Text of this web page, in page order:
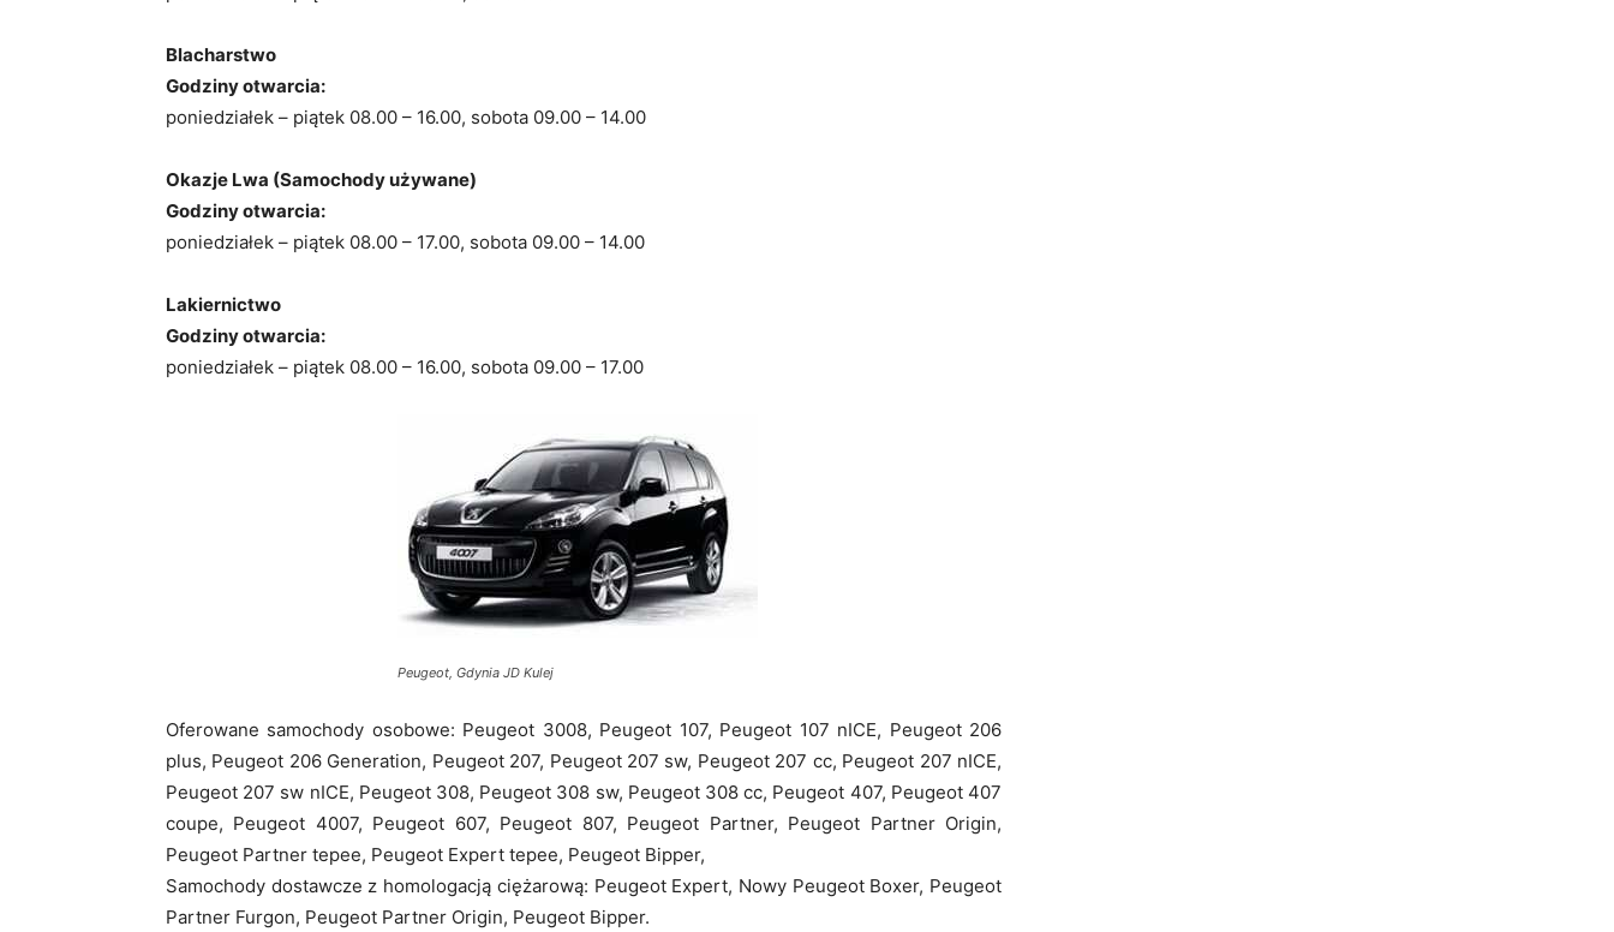
Blacharstwo
Godziny otwarcia:
poniedziałek – piątek 08.00 – 16.00, sobota 09.00 – 14.00
Okazje Lwa (Samochody używane)
Godziny otwarcia:
poniedziałek – piątek 08.00 – 17.00, sobota 09.00 – 14.00
Lakiernictwo
Godziny otwarcia:
poniedziałek – piątek 08.00 – 16.00, sobota 09.00 – 17.00
Peugeot, Gdynia JD Kulej
Oferowane samochody osobowe: Peugeot 3008, Peugeot 107, Peugeot 107 nICE, Peugeot 206
plus, Peugeot 206 Generation, Peugeot 207, Peugeot 207 sw, Peugeot 207 cc, Peugeot 207 nICE,
Peugeot 207 sw nICE, Peugeot 308, Peugeot 308 sw, Peugeot 308 cc, Peugeot 407, Peugeot 407
coupe, Peugeot 4007, Peugeot 607, Peugeot 807, Peugeot Partner, Peugeot Partner Origin,
Peugeot Partner tepee, Peugeot Expert tepee, Peugeot Bipper,
Samochody dostawcze z homologacją ciężarową: Peugeot Expert, Nowy Peugeot Boxer, Peugeot
Partner Furgon, Peugeot Partner Origin, Peugeot Bipper.